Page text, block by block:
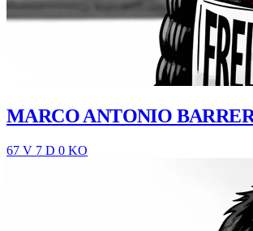
MARCO ANTONIO
67 V 7 D 0 KO